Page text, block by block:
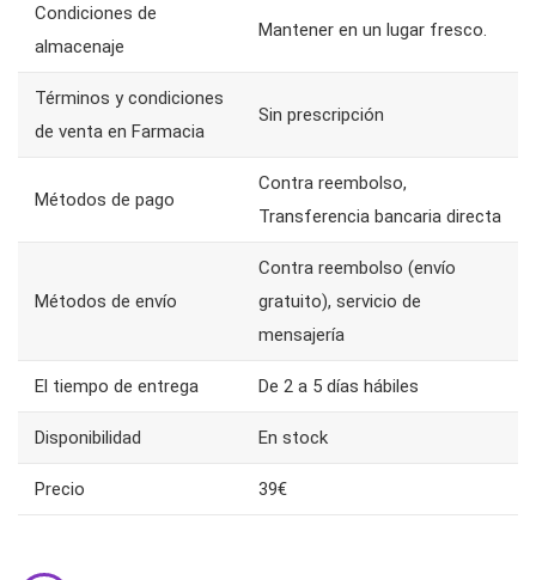
Condiciones de
almacenaje
Mantener en un lugar fresco.
Términos y condiciones
de venta en Farmacia
Sin prescripción
Métodos de pago
Contra reembolso,
Transferencia bancaria directa
Métodos de envío
Contra reembolso (envío
gratuito), servicio de
mensajería
El tiempo de entrega De 2 a 5 días hábiles
Disponibilidad En stock
Precio 39€